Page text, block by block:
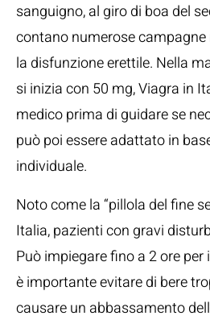
sanguigno, al giro di boa del
contano numerose
la disfunzione erettile. Nella
si inizia con 50 mg, Viagra in
medico prima di guidare se
può poi essere adattato in
individuale.
Noto come la “pillola del fine
Italia, pazienti con gravi
Può impiegare fino a 2 ore
è importante evitare di bere
causare un abbassamento